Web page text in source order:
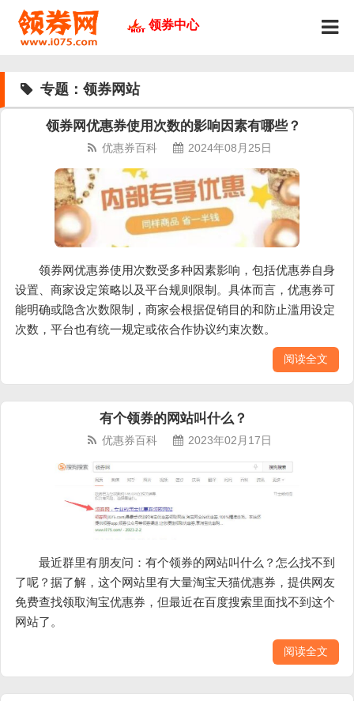
领券中心
专题：领券网站
领券网优惠券使用次数的影响因素有哪些？
优惠券百科 2024年08月25日
领券网优惠券使用次数受多种因素影响，包括优惠券自身
设置、商家设定策略以及平台规则限制。具体而言，优惠券可
能明确或隐含次数限制，商家会根据促销目的和防止滥用设定
次数，平台也有统一规定或依合作协议约束次数。
阅读全文
有个领券的网站叫什么？
优惠券百科 2023年02月17日
最近群里有朋友问：有个领券的网站叫什么？怎么找不到
了呢？据了解，这个网站里有大量淘宝天猫优惠券，提供网友
免费查找领取淘宝优惠券，但最近在百度搜索里面找不到这个
网站了。
阅读全文